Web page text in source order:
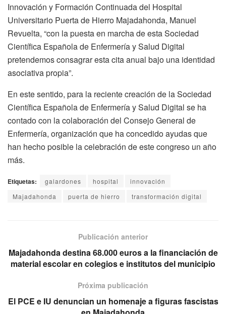
Innovación y Formación Continuada del Hospital
Universitario Puerta de Hierro Majadahonda, Manuel
Revuelta, “con la puesta en marcha de esta Sociedad
Científica Española de Enfermería y Salud Digital
pretendemos consagrar esta cita anual bajo una identidad
asociativa propia”.
En este sentido, para la reciente creación de la Sociedad
Científica Española de Enfermería y Salud Digital se ha
contado con la colaboración del Consejo General de
Enfermería, organización que ha concedido ayudas que
han hecho posible la celebración de este congreso un año
más.
Etiquetas: galardones hospital
innovación
Majadahonda
puerta de hierro transformación digital
Publicación anterior
Majadahonda destina 68.000 euros a la financiación de
material escolar en colegios e institutos del municipio
Próxima publicación
El PCE e IU denuncian un homenaje a figuras fascistas